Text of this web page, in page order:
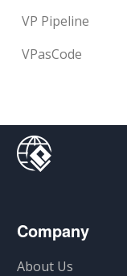
VP Pipeline
VPasCode
Company
About Us